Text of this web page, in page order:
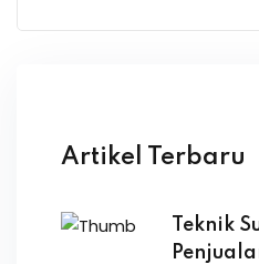
Artikel Terbaru
Teknik